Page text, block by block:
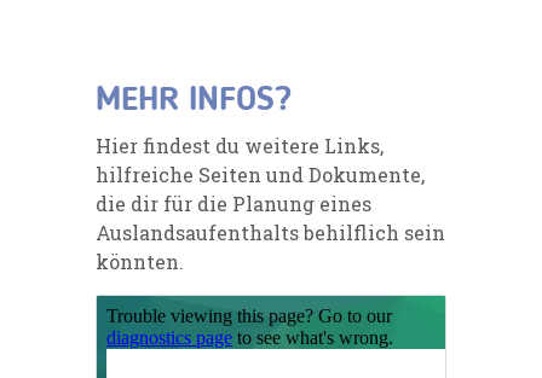
MEHR INFOS?
Hier findest du weitere Links,
hilfreiche Seiten und Dokumente,
die dir für die Planung eines
Auslandsaufenthalts behilflich sein
könnten.